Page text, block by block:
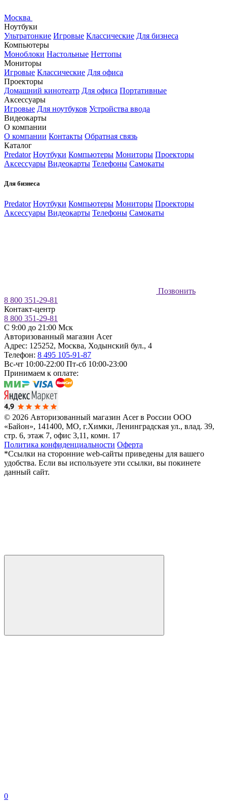
Москва
Ноутбуки
Ультратонкие Игровые Классические Для бизнеса
Компьютеры
Моноблоки Настольные Неттопы
Мониторы
Игровые Классические Для офиса
Проекторы
Домашний кинотеатр Для офиса Портативные
Аксессуары
Игровые Для ноутбуков Устройства ввода
Видеокарты
О компании
О компании Контакты Обратная связь
Каталог
Predator Ноутбуки Компьютеры Мониторы Проекторы
Аксессуары Видеокарты Телефоны Самокаты
Для бизнеса
Predator Ноутбуки Компьютеры Мониторы Проекторы
Аксессуары Видеокарты Телефоны Самокаты
Позвонить
8 800 351-29-81
Контакт-центр
8 800 351-29-81
C 9:00 до 21:00 Мск
Авторизованный магазин Acer
Адрес: 125252, Москва, Ходынский бул., 4
Телефон: 8 495 105-91-87
Вс-чт 10:00-22:00 Пт-сб 10:00-23:00
Принимаем к оплате:
© 2026 Авторизованный магазин Acer в России ООО
«Байон», 141400, МО, г.Химки, Ленинградская ул., влад. 39,
стр. 6, этаж 7, офис 3,11, комн. 17
Политика конфиденциальности Оферта
*Ссылки на сторонние web-сайты приведены для вашего
удобства. Если вы используете эти ссылки, вы покинете
данный сайт.
0